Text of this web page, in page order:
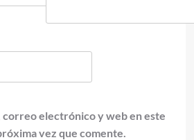
correo electrónico y web en este
vez que comente.